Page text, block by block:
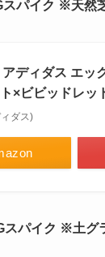
スパイク ※天然
ディダス エッ
×ビビッドレッ
ダス)
スパイク ※土グ